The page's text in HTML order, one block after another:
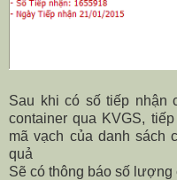
Sau khi có số tiếp nhận
container qua KVGS,
mã vạch của danh sách
quả
Sẽ có thông báo số lượng